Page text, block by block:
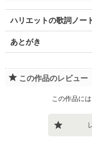
ハリエットの歌詞ノー
あとがき
この作品のレビュー
この作品に